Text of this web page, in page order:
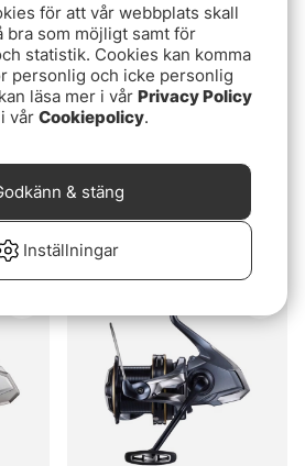
Shimano Ultegra XR XTD
3999 kr
för att vår webbplats skall
bra som möjligt samt för
statistik. Cookies kan komma
personlig och icke personlig
läsa mer i vår Privacy Policy
vår Cookiepolicy.
Inställningar
& stäng